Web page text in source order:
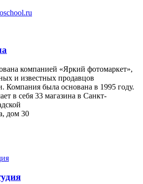
компанией «Яркий фотомаркет»,
и известных продавцов
Компания была основана в 1995 году.
в себя 33 магазина в Санкт-
дом 30